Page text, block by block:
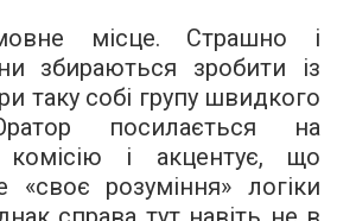
місце. Страшно і
збираються зробити із
таку собі групу швидкого
посилається на
комісію і акцентує, що
розуміння» логіки